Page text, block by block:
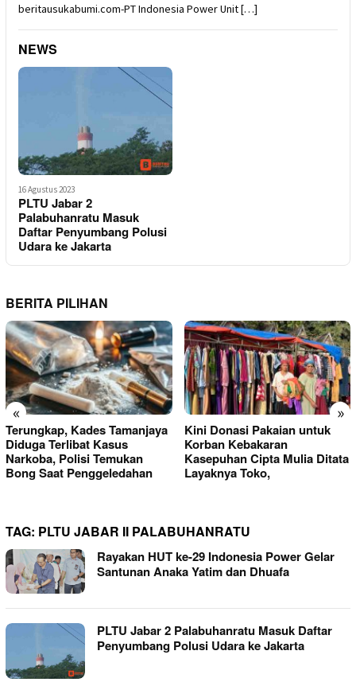
beritausukabumi.com-PT Indonesia Power Unit […]
NEWS
16 Agustus 2023
PLTU Jabar 2
Palabuhanratu Masuk
Daftar Penyumbang Polusi
Udara ke Jakarta
BERITA PILIHAN
« »
Terungkap, Kades Tamanjaya
Diduga Terlibat Kasus
Narkoba, Polisi Temukan
Bong Saat Penggeledahan
Kini Donasi Pakaian untuk
Korban Kebakaran
Kasepuhan Cipta Mulia Ditata
Layaknya Toko,
TAG: PLTU JABAR II PALABUHANRATU
Rayakan HUT ke-29 Indonesia Power Gelar
Santunan Anaka Yatim dan Dhuafa
PLTU Jabar 2 Palabuhanratu Masuk Daftar
Penyumbang Polusi Udara ke Jakarta